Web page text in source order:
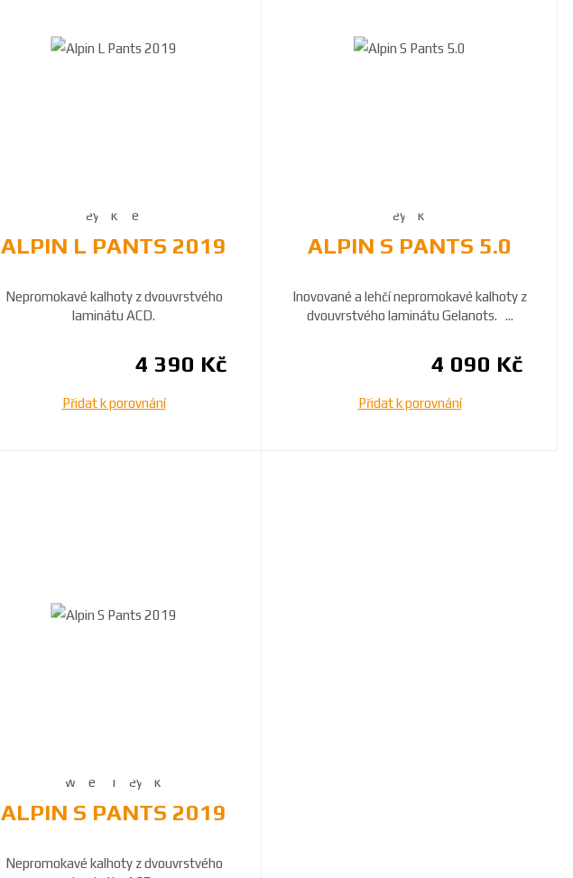
ALPIN L PANTS 2019
Nepromokavé kalhoty z dvouvrstvého
laminátu ACD.
4 390 Kč
Přidat k porovnání
ALPIN S PANTS 5.0
Inovované a lehčí nepromokavé kalhoty z
dvouvrstvého laminátu Gelanots. ...
4 090 Kč
Přidat k porovnání
ALPIN S PANTS 2019
Nepromokavé kalhoty z dvouvrstvého